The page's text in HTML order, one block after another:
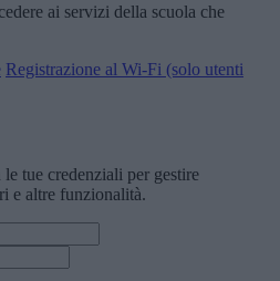
ai servizi della scuola che
Registrazione al Wi-Fi (solo utenti
tue credenziali per gestire
e altre funzionalità.